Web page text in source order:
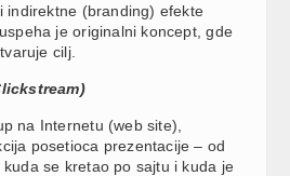
indirektne (branding) efekte
je originalni koncept, gde
cilj.
na Internetu (web site),
posetioca prezentacije – od
se kretao po sajtu i kuda je